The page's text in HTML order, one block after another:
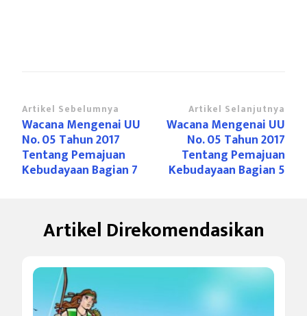
Navigasi
Artikel
Artikel Sebelumnya
Wacana Mengenai UU
No. 05 Tahun 2017
Tentang Pemajuan
Kebudayaan Bagian 7
Artikel Selanjutnya
Wacana Mengenai UU
No. 05 Tahun 2017
Tentang Pemajuan
Kebudayaan Bagian 5
Artikel Direkomendasikan